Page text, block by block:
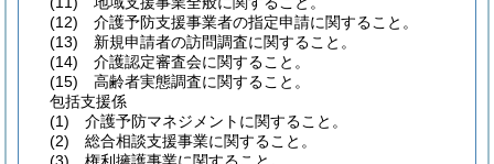
(12) 介護予防支援事業者の指定申請に関すること。
(13) 新規申請者の訪問調査に関すること。
(14) 介護認定審査会に関すること。
(15) 高齢者実態調査に関すること。
包括支援係
(1) 介護予防マネジメントに関すること。
(2) 総合相談支援事業に関すること。
(3) 権利擁護事業に関すること。